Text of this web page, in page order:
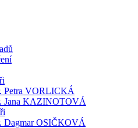
Petra VORLICKÁ
Jana KAZINOTOVÁ
Dagmar OSIČKOVÁ